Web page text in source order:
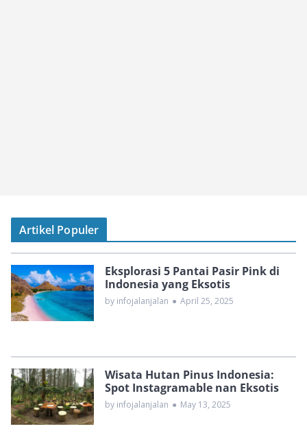
Artikel Populer
Eksplorasi 5 Pantai Pasir Pink di
Indonesia yang Eksotis
by infojalanjalan ● April 25, 2025
Wisata Hutan Pinus Indonesia:
Spot Instagramable nan Eksotis
by infojalanjalan ● May 13, 2025